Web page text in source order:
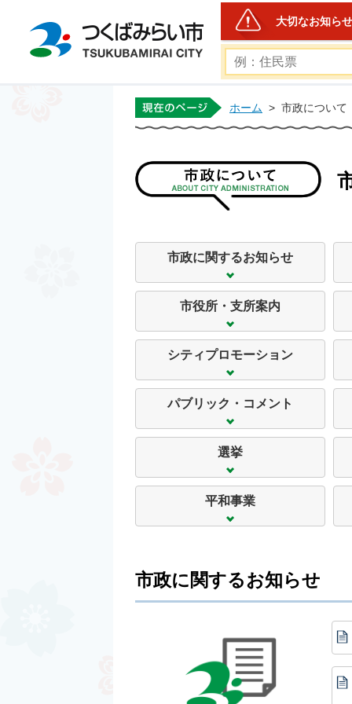
つくばみらい市公式ホー
大切なお知らせ
ホーム > 市政について
市政に関するお知らせ
市役所・支所案内
シティプロモーション
パブリック・コメント
選挙
平和事業
市政に関するお知らせ